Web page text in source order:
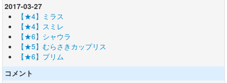
2017-03-27
【★4】ミラス
【★4】スミレ
【★6】シャウラ
【★5】むらさきカップリス
【★6】プリム
コメント